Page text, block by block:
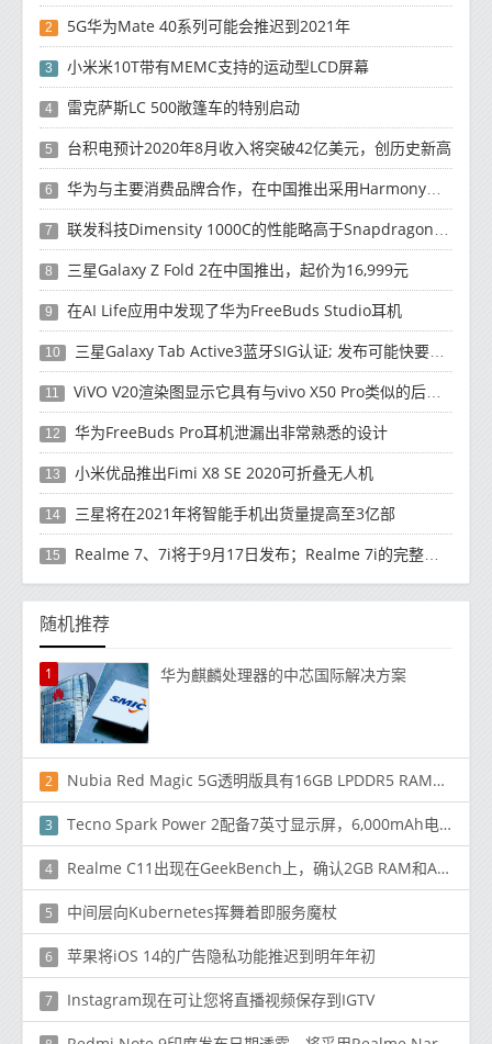
2 5G华为Mate 40系列可能会推迟到2021年
3 小米米10T带有MEMC支持的运动型LCD屏幕
4 雷克萨斯LC 500敞篷车的特别启动
5 台积电预计2020年8月收入将突破42亿美元，创历史新高
6 华为与主要消费品牌合作，在中国推出采用HarmonyOS 2.0的智能家居产品
7 联发科技Dimensity 1000C的性能略高于Snapdragon 765G
8 三星Galaxy Z Fold 2在中国推出，起价为16,999元
9 在AI Life应用中发现了华为FreeBuds Studio耳机
10 三星Galaxy Tab Active3蓝牙SIG认证; 发布可能快要结束了
11 ViVO V20渲染图显示它具有与vivo X50 Pro类似的后部设计
12 华为FreeBuds Pro耳机泄漏出非常熟悉的设计
13 小米优品推出Fimi X8 SE 2020可折叠无人机
14 三星将在2021年将智能手机出货量提高至3亿部
15 Realme 7、7i将于9月17日发布；Realme 7i的完整规格并导致泄漏
随机推荐
1 华为麒麟处理器的中芯国际解决方案
2 Nubia Red Magic 5G透明版具有16GB LPDDR5 RAM，售价5199元（735美元）
3 Tecno Spark Power 2配备7英寸显示屏，6,000mAh电池首次亮相，价格为Rs。9,999（〜$ 131）在印度
4 Realme C11出现在GeekBench上，确认2GB RAM和Android 10
5 中间层向Kubernetes挥舞着即服务魔杖
6 苹果将​​iOS 14的广告隐私功能推迟到明年年初
7 Instagram现在可让您将直播视频保存到IGTV